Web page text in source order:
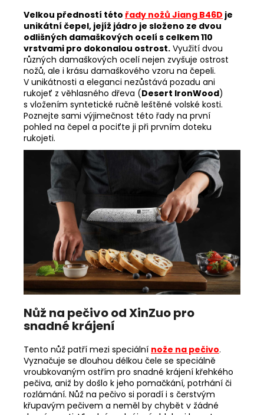
Velkou předností této řady nožů Jiang B46D je
unikátní čepel, jejíž jádro je složeno ze dvou
odlišných damaškových ocelí s celkem 110
vrstvami pro dokonalou ostrost. Využití dvou
různých damaškových ocelí nejen zvyšuje ostrost
nožů, ale i krásu damaškového vzoru na čepeli.
V unikátnosti a eleganci nezůstává pozadu ani
rukojeť z věhlasného dřeva (Desert IronWood)
s vložením syntetické ručně leštěné volské kosti.
Poznejte sami výjimečnost této řady na první
pohled na čepel a pociťte ji při prvním doteku
rukojeti.
Nůž na pečivo od XinZuo pro
snadné krájení
Tento nůž patří mezi speciální nože na pečivo.
Vyznačuje se dlouhou délkou čele se speciálně
vroubkovaným ostřím pro snadné krájení křehkého
pečiva, aniž by došlo k jeho pomačkání, potrhání či
rozlámání. Nůž na pečivo si poradí i s čerstvým
křupavým pečivem a neměl by chybět v žádné